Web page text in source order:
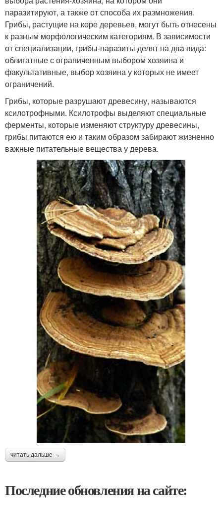
паразитируют, а также от способа их размножения.
Грибы, растущие на коре деревьев, могут быть отнесены
к разным морфологическим категориям. В зависимости
от специализации, грибы-паразиты делят на два вида:
облигатные с ограниченным выбором хозяина и
факультативные, выбор хозяина у которых не имеет
ограничений.
Грибы, которые разрушают древесину, называются
ксилотрофными. Ксилотрофы выделяют специальные
ферменты, которые изменяют структуру древесины,
грибы питаются ею и таким образом забирают жизненно
важные питательные вещества у дерева.
читать дальше →
Последние обновления на сайте: